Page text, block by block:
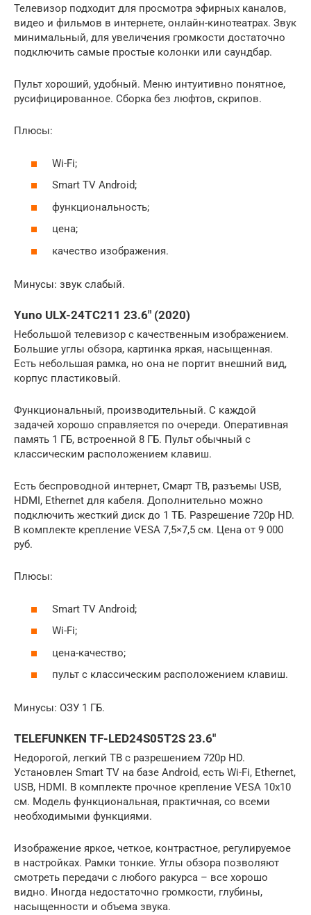
Телевизор подходит для просмотра эфирных каналов,
видео и фильмов в интернете, онлайн-кинотеатрах. Звук
минимальный, для увеличения громкости достаточно
подключить самые простые колонки или саундбар.
Пульт хороший, удобный. Меню интуитивно понятное,
русифицированное. Сборка без люфтов, скрипов.
Плюсы:
Wi-Fi;
Smart TV Android;
функциональность;
цена;
качество изображения.
Минусы: звук слабый.
Yuno ULX-24TC211 23.6″ (2020)
Небольшой телевизор с качественным изображением.
Большие углы обзора, картинка яркая, насыщенная.
Есть небольшая рамка, но она не портит внешний вид,
корпус пластиковый.
Функциональный, производительный. С каждой
задачей хорошо справляется по очереди. Оперативная
память 1 ГБ, встроенной 8 ГБ. Пульт обычный с
классическим расположением клавиш.
Есть беспроводной интернет, Смарт ТВ, разъемы USB,
HDMI, Ethernet для кабеля. Дополнительно можно
подключить жесткий диск до 1 ТБ. Разрешение 720p HD.
В комплекте крепление VESA 7,5×7,5 см. Цена от 9 000
руб.
Плюсы:
Smart TV Android;
Wi-Fi;
цена-качество;
пульт с классическим расположением клавиш.
Минусы: ОЗУ 1 ГБ.
TELEFUNKEN TF-LED24S05T2S 23.6″
Недорогой, легкий ТВ с разрешением 720p HD.
Установлен Smart TV на базе Android, есть Wi-Fi, Ethernet,
USB, HDMI. В комплекте прочное крепление VESA 10х10
см. Модель функциональная, практичная, со всеми
необходимыми функциями.
Изображение яркое, четкое, контрастное, регулируемое
в настройках. Рамки тонкие. Углы обзора позволяют
смотреть передачи с любого ракурса – все хорошо
видно. Иногда недостаточно громкости, глубины,
насыщенности и объема звука.